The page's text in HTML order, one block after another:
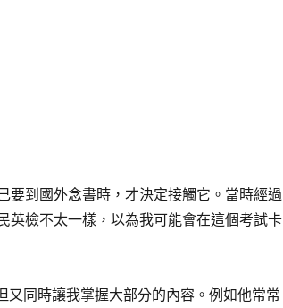
要到國外念書時，才決定接觸它。當時經過
英檢不太一樣，以為我可能會在這個考試卡
同時讓我掌握大部分的內容。例如他常常